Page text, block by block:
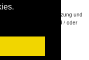
ist unsere beste Schätzung und
Reise Verzögerung und / oder